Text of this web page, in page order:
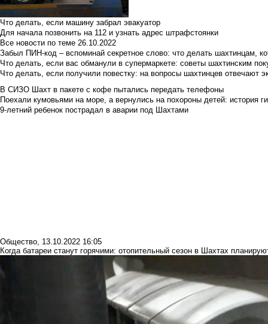
Что делать, если машину забрал эвакуатор
Для начала позвонить на 112 и узнать адрес штрафстоянки
Все новости по теме 26.10.2022
Забыл ПИН-код – вспоминай секретное слово: что делать шахтинцам,
Что делать, если вас обманули в супермаркете: советы шахтинским
Что делать, если получили повестку: на вопросы шахтинцев отвечают
В СИЗО Шахт в пакете с кофе пытались передать телефоны
Поехали кумовьями на море, а вернулись на похороны детей: история
9-летний ребенок пострадал в аварии под Шахтами
Общество, 13.10.2022 16:05
Когда батареи станут горячими: отопительный сезон в Шахтах